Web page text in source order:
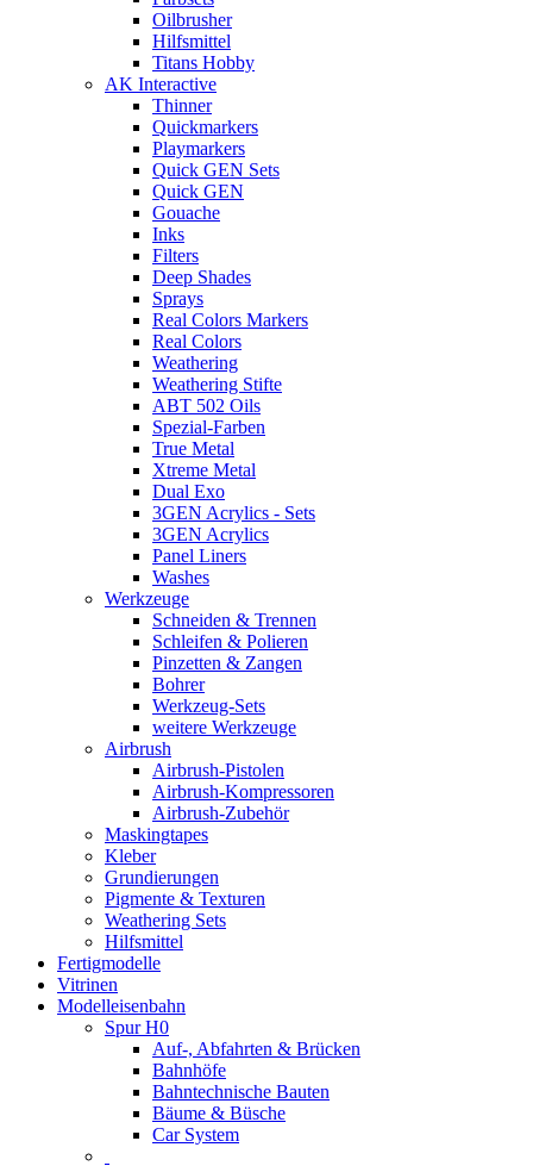
Oilbrusher
Hilfsmittel
Titans Hobby
AK Interactive
Thinner
Quickmarkers
Playmarkers
Quick GEN Sets
Quick GEN
Gouache
Inks
Filters
Deep Shades
Sprays
Real Colors Markers
Real Colors
Weathering
Weathering Stifte
ABT 502 Oils
Spezial-Farben
True Metal
Xtreme Metal
Dual Exo
3GEN Acrylics - Sets
3GEN Acrylics
Panel Liners
Washes
Werkzeuge
Schneiden & Trennen
Schleifen & Polieren
Pinzetten & Zangen
Bohrer
Werkzeug-Sets
weitere Werkzeuge
Airbrush
Airbrush-Pistolen
Airbrush-Kompressoren
Airbrush-Zubehör
Maskingtapes
Kleber
Grundierungen
Pigmente & Texturen
Weathering Sets
Hilfsmittel
Fertigmodelle
Vitrinen
Modelleisenbahn
Spur H0
Auf-, Abfahrten & Brücken
Bahnhöfe
Bahntechnische Bauten
Bäume & Büsche
Car System